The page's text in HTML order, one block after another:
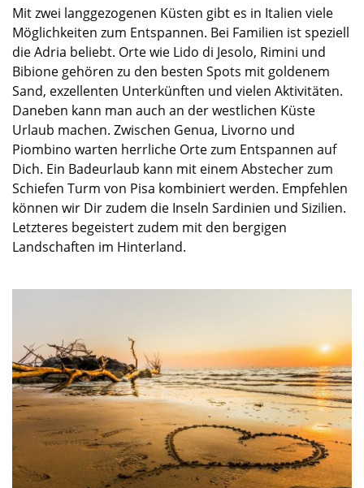
Mit zwei langgezogenen Küsten gibt es in Italien viele
Möglichkeiten zum Entspannen. Bei Familien ist speziell
die Adria beliebt. Orte wie Lido di Jesolo, Rimini und
Bibionegehören zu den besten Spots mit goldenem
Sand, exzellenten Unterkünften und vielen Aktivitäten.
Daneben kann man auch an der westlichen Küste
Urlaub machen. Zwischen Genua, Livorno und
Piombino warten herrliche Orte zum Entspannen auf
Dich. Ein Badeurlaub kann mit einem Abstecher zum
Schiefen Turm von Pisa kombiniert werden. Empfehlen
können wir Dir zudem die Inseln Sardinien und Sizilien.
Letzteres begeistert zudem mit den bergigen
Landschaften im Hinterland.